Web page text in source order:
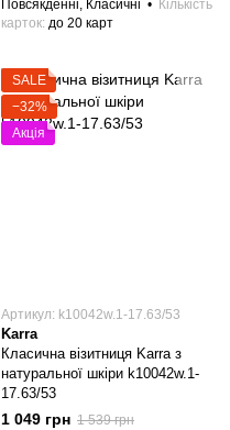
Повсякденні, Класичні
Кількість
карток до 20 карт
SALE
−32%
Акція
Артикул: k10042w.1-17.63/53
Karra
Класична візитниця Karra з
натуральної шкіри k10042w.1-
17.63/53
1 049 грн 1 539 грн